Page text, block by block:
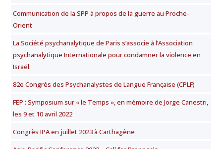
Communication de la SPP à propos de la guerre au Proche-
Orient
La Société psychanalytique de Paris s’associe à l’Association
psychanalytique Internationale pour condamner la violence en
Israël.
82e Congrès des Psychanalystes de Langue Française (CPLF)
FEP : Symposium sur « le Temps », en mémoire de Jorge Canestri,
les 9 et 10 avril 2022
Congrès IPA en juillet 2023 à Carthagène